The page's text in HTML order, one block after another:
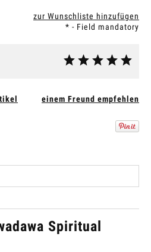
zur Wunschliste hinzufügen
* - Field mandatory
einem Freund empfehlen
Spiritual